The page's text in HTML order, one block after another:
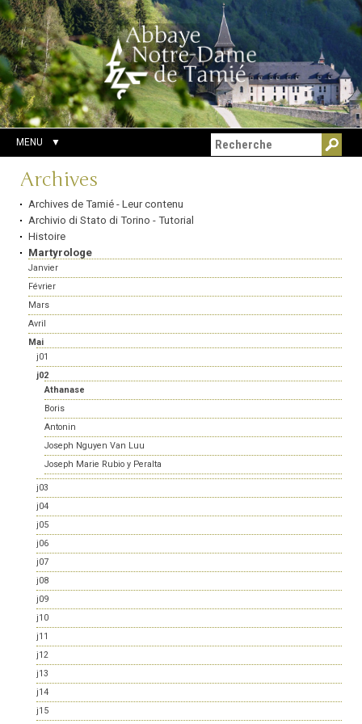
Aller
au
contenu.
|
Aller
à
la
navigation
Outils
personnels
Chercher par
Recherche
avancée…
MENU
Navigation
Archives
Archives de Tamié - Leur contenu
Archivio di Stato di Torino - Tutorial
Histoire
Martyrologe
Janvier
Février
Mars
Avril
Mai
j01
j02
Athanase
Boris
Antonin
Joseph Nguyen Van Luu
Joseph Marie Rubio y Peralta
j03
j04
j05
j06
j07
j08
j09
j10
j11
j12
j13
j14
j15